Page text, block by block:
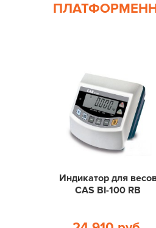
Индикатор для
CAS BI-100 RB